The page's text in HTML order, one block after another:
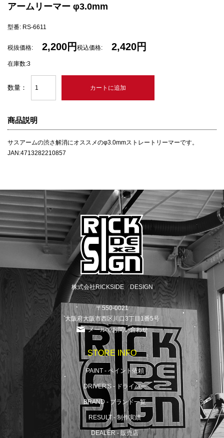
アームリーマー φ3.0mm
型番: RS-6611
税抜価格: 2,200円 税込価格: 2,420円
在庫数:3
数量：
商品説明
サスアームの渋さ解消にオススメのφ3.0mmストレートリーマーです。
JAN:4713282210857
株式会社RICKSIDE DESIGN
〒550-0021
大阪府大阪市西区川口3丁目1番5号
メールでお問い合わせ
STORE INFO
PAINT - ペイント依頼
DRIVER'S - ドライバー
BRAND - ブランド一覧
RESULT - 制作実績
DEALER - 販売店